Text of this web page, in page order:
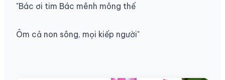
"Bác ơi tim Bác mênh mông thế
Ôm cả non sông, mọi kiếp người"